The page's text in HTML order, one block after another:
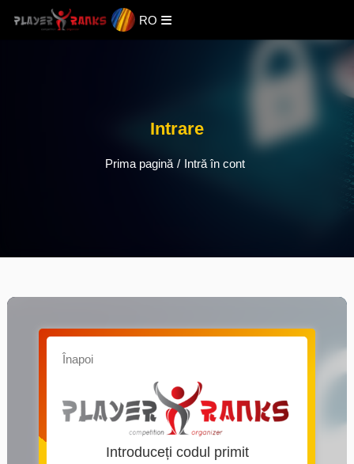
RO
Intrare
Prima pagină / Intră în cont
Înapoi
Introduceți codul primit